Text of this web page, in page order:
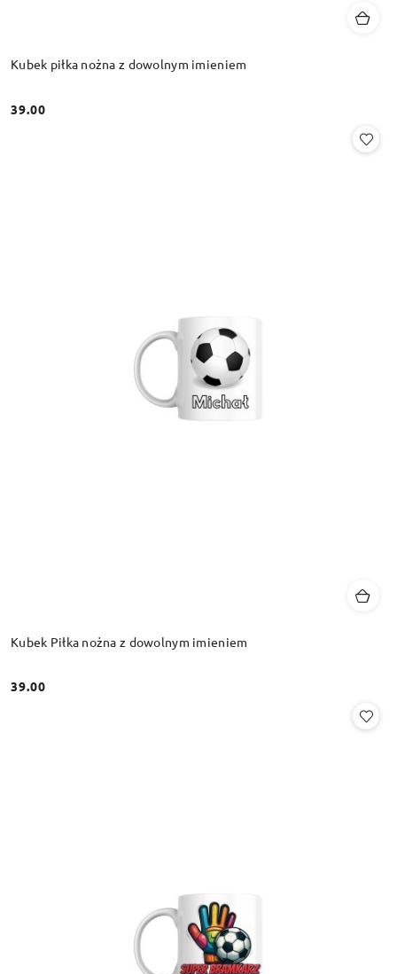
Kubek piłka nożna z dowolnym imieniem
Cena:
39.00
Kubek Piłka nożna z dowolnym imieniem
Cena:
39.00